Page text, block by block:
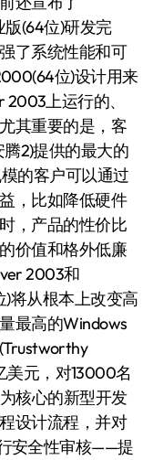
(64位)研发完
了系统性能和可
位)设计用来
上运行的、
其重要的是，客
2)提供的最大的
的客户可以通过
，比如降低硬件
，产品的性价比
价值和格外低廉
2003和
将从根本上改变高
最高的Windows
美元，对13000名
核心的新型开发
设计流程，并对
安全性审核——提